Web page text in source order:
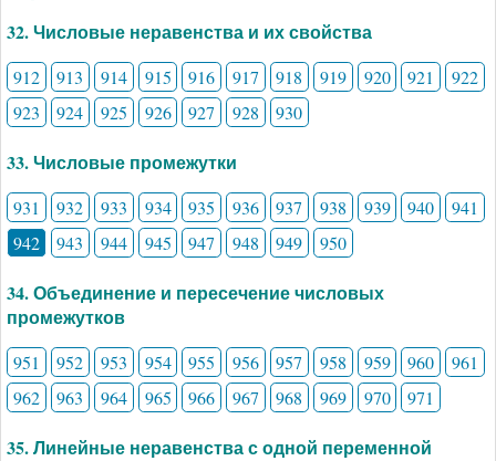
32. Числовые неравенства и их свойства
912 913 914 915 916 917 918 919 920 921
922
923
924 925 926 927 928 930
33. Числовые промежутки
931 932 933 934 935 936 937 938 939 940
941
942
943 944 945 947 948 949 950
34. Объединение и пересечение числовых
промежутков
951 952 953 954 955 956 957 958 959 960
961
962
963 964 965 966 967 968 969 970 971
35. Линейные неравенства с одной переменной